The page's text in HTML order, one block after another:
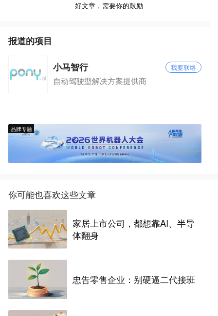
好文章，需要你的鼓励
报道的项目
小马智行 我要联络
自动驾驶型解决方案提供商
品牌专题
你可能也喜欢这些文章
家居上市公司，都想靠AI、半导
体翻身
忠告零售企业：别硬逼二代接班